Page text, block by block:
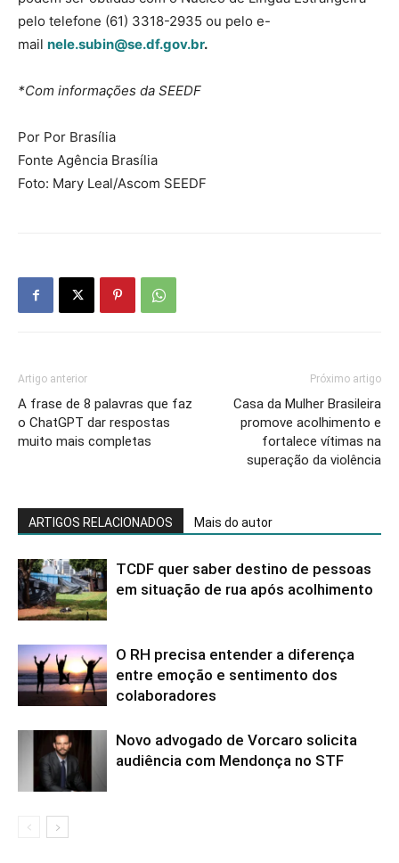
pelo telefone (61) 3318-2935 ou pelo e-
mail nele.subin@se.df.gov.br.
*Com informações da SEEDF
Por Por Brasília
Fonte Agência Brasília
Foto: Mary Leal/Ascom SEEDF
Artigo anterior
A frase de 8 palavras que faz
o ChatGPT dar respostas
muito mais completas
Próximo artigo
Casa da Mulher Brasileira
promove acolhimento e
fortalece vítimas na
superação da violência
ARTIGOS RELACIONADOS Mais do autor
TCDF quer saber destino de pessoas
em situação de rua após acolhimento
O RH precisa entender a diferença
entre emoção e sentimento dos
colaboradores
Novo advogado de Vorcaro solicita
audiência com Mendonça no STF